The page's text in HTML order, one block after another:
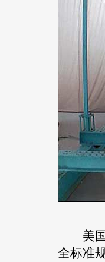
美国
全标准